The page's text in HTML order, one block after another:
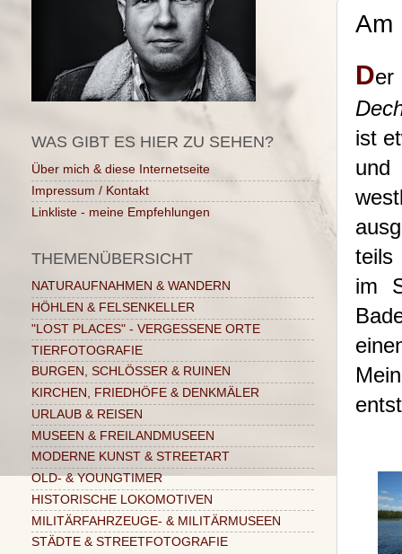
Am
Der
ist
und
teils
im
WAS GIBT ES HIER ZU SEHEN?
Über mich & diese Internetseite
Impressum / Kontakt
Linkliste - meine Empfehlungen
THEMENÜBERSICHT
NATURAUFNAHMEN & WANDERN
HÖHLEN & FELSENKELLER
"LOST PLACES" - VERGESSENE ORTE
TIERFOTOGRAFIE
BURGEN, SCHLÖSSER & RUINEN
KIRCHEN, FRIEDHÖFE & DENKMÄLER
URLAUB & REISEN
MUSEEN & FREILANDMUSEEN
MODERNE KUNST & STREETART
OLD- & YOUNGTIMER
HISTORISCHE LOKOMOTIVEN
MILITÄRFAHRZEUGE- & MILITÄRMUSEEN
STÄDTE & STREETFOTOGRAFIE